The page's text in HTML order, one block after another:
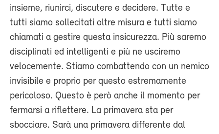
insieme, riunirci, discutere e decidere. Tutte e
tutti siamo sollecitati oltre misura e tutti siamo
chiamati a gestire questa insicurezza. Più saremo
disciplinati ed intelligenti e più ne usciremo
velocemente. Stiamo combattendo con un nemico
invisibile e proprio per questo estremamente
pericoloso. Questo è però anche il momento per
fermarsi a riflettere. La primavera sta per
sbocciare. Sarà una primavera differente dal